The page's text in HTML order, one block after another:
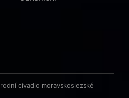
divadlo moravskoslezské